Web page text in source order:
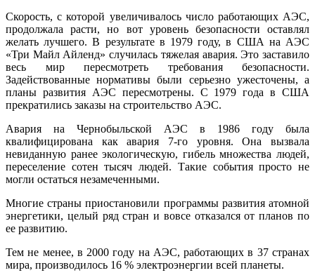
Скорость, с которой увеличивалось число работающих АЭС,
продолжала расти, но вот уровень безопасности оставлял
желать лучшего. В результате в 1979 году, в США на АЭС
«Три Майл Айленд» случилась тяжелая авария. Это заставило
весь мир пересмотреть требования безопасности.
Задействованные нормативы были серьезно ужесточены, а
планы развития АЭС пересмотрены. С 1979 года в США
прекратились заказы на строительство АЭС.
Авария на Чернобыльской АЭС в 1986 году была
квалифицирована как авария 7-го уровня. Она вызвала
невиданную ранее экологическую, гибель множества людей,
переселение сотен тысяч людей. Такие события просто не
могли остаться незамеченными.
Многие страны приостановили программы развития атомной
энергетики, целый ряд стран и вовсе отказался от планов по
ее развитию.
Тем не менее, в 2000 году на АЭС, работающих в 37 странах
мира, производилось 16 % электроэнергии всей планеты.